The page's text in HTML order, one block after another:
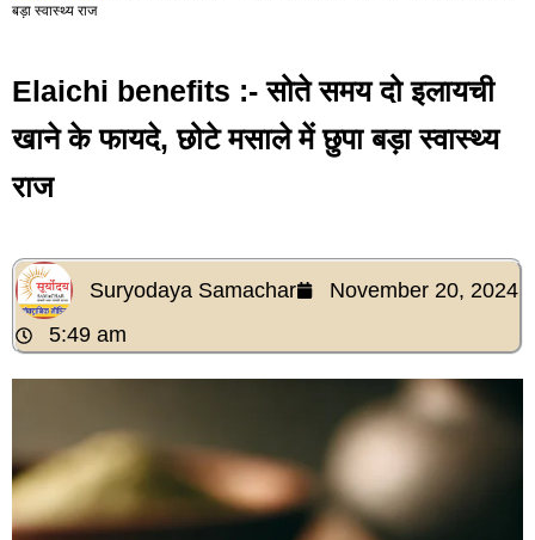
बड़ा स्वास्थ्य राज
Elaichi benefits :- सोते समय दो इलायची
खाने के फायदे, छोटे मसाले में छुपा बड़ा स्वास्थ्य
राज
Suryodaya Samachar
November 20, 2024
5:49 am